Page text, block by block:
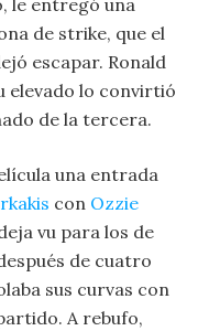
le entregó una
de strike, que el
escapar. Ronald
elevado lo convirtió
de la tercera.
una entrada
con Ozzie
vu para los de
de cuatro
sus curvas con
A rebufo,